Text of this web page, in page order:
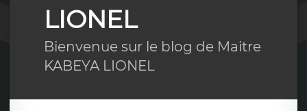
LIONEL
Bienvenue sur le blog de Maitre
KABEYA LIONEL